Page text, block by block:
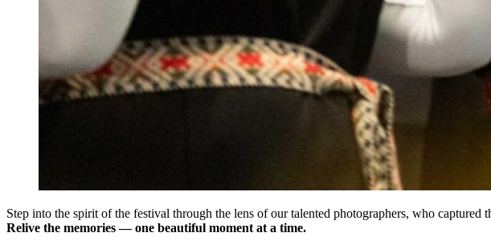
Step into the spirit of the festival through the lens of our talented photographers, who captured
Relive the memories — one beautiful moment at a time.